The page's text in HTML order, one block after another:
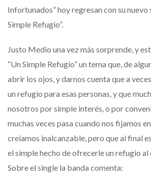
Infortunados” hoy regresan con su
Simple Refugio”.
Justo Medio una vez más sorprende, y
“Un Simple Refugio” un tema que, de
abrir los ojos, y darnos cuenta que a
un refugio para esas personas, y que
nosotros por simple interés, o por
muchas veces pasa cuando nos fijamos
creíamos inalcanzable, pero que al final
el simple hecho de ofrecerle un refugio
Sobre el single la banda comenta: